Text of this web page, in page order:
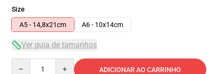
Size
A5 - 14,8x21cm
A6 - 10x14cm
Ver guia de tamanhos
ADICIONAR AO CARRINHO